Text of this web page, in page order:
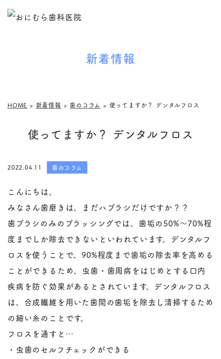
新着情報
HOME > 新着情報 > 歯のコラム > 使ってますか？ デンタルフロス
使ってますか？ デンタルフロス
2022.04.11 歯のコラム
こんにちは。
みなさん歯磨きは、まだハブラシだけですか？？
歯ブラシのみのブラッシングでは、歯垢の50%～70%程
度までしか除去できないといわれています。 デンタルフ
ロス を使うことで、 90%程度まで歯垢の除去率を高める
ことができるため、 虫歯・歯周病 をはじめとする口内
疾病を防ぐ効果があるとされています。 デンタルフロス
は、合成繊維を用いた歯間の歯垢を除去し清掃するため
の細い糸のことです。
フロスを通すと …
・虫歯のセルフチェックができる